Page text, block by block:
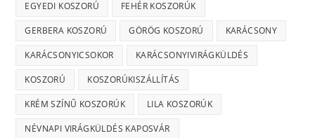
EGYEDI KOSZORÚ FEHÉR KOSZORÚK
GERBERA KOSZORÚ GÖRÖG KOSZORÚ KARÁCSONY
KARÁCSONYICSOKOR KARÁCSONYIVIRÁGKÜLDÉS
KOSZORÚ KOSZORÚKISZÁLLÍTÁS
KRÉM SZÍNŰ KOSZORÚK LILA KOSZORÚK
NÉVNAPI VIRÁGKÜLDÉS KAPOSVÁR